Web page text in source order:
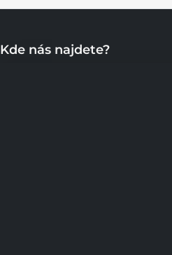
Kde nás najdete?